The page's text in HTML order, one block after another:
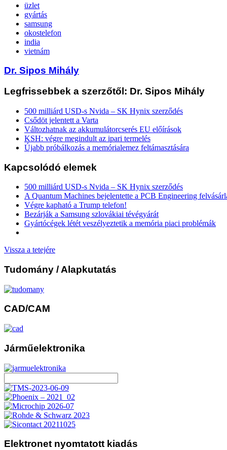
üzlet
gyártás
samsung
okostelefon
india
vietnám
Dr. Sipos Mihály
Legfrissebbek a szerzőtől: Dr. Sipos Mihály
500 milliárd USD-s Nvida – SK Hynix szerződés
Csődöt jelentett a Varta
Változhatnak az akkumulátorcserés EU előírások
KSH: végre megindult az ipari termelés
Újabb próbálkozás a memórialemez feltámasztására
Kapcsolódó elemek
500 milliárd USD-s Nvida – SK Hynix szerződés
A Quantum Machines bejelentette a PCB Engineering
Végre kapható a Trump telefon!
Bezárják a Samsung szlovákiai tévégyárát
Gyártócégek létét veszélyeztetik a memória piaci problémák
Vissza a tetejére
Tudomány / Alapkutatás
CAD/CAM
Járműelektronika
Elektronet nyomtatott kiadás